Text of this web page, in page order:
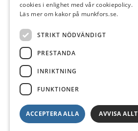
cookies i enlighet med vår cookiepolicy.
Läs mer om kakor på munkfors.se.
STRIKT NÖDVÄNDIGT
PRESTANDA
INRIKTNING
FUNKTIONER
ACCEPTERA ALLA AVVISA ALLT